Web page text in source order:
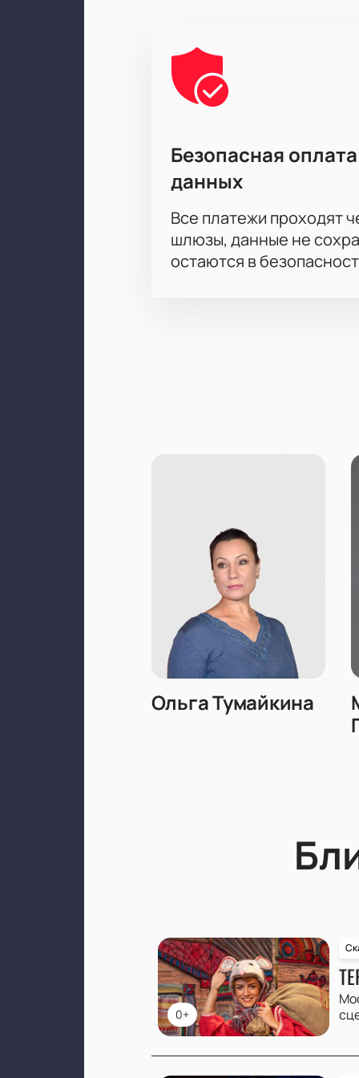
Безопасная
данных
Все платежи проходят
шлюзы, данные не
остаются в
Ольга Тумайкина
0+